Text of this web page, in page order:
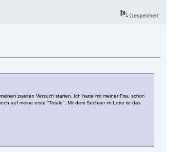
Gespeichert
zweiten Versuch starten. Ich hatte mit meiner Frau schon
auf meine erste "Totale". Mit dem Sechser im Lotto ist das